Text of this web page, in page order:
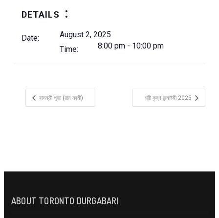
DETAILS
Date:
August 2, 2025
Time:
8:00 pm - 10:00 pm
বাসন্তী পূজা (রাম নবমী) শ্রী কৃষ্ণ জন্মাষ্টমী 2025
ABOUT TORONTO DURGABARI